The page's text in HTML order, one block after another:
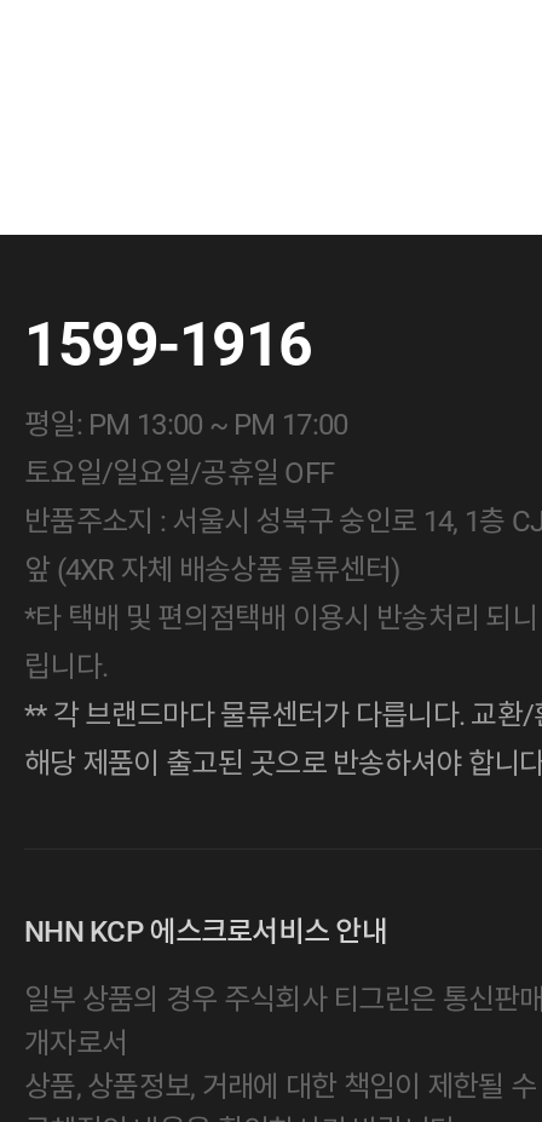
1599-1916
평일: PM 13:00 ~ PM 17:00
토요일/일요일/공휴일 OFF
반품주소지 : 서울시 성북구 숭인로 14, 1층
앞 (4XR 자체 배송상품 물류센터)
*타 택배 및 편의점택배 이용시 반송처리 되
립니다.
** 각 브랜드마다 물류센터가 다릅니다. 교환
해당 제품이 출고된 곳으로 반송하셔야 합니
NHN KCP 에스크로서비스 안내
일부 상품의 경우 주식회사 티그린은 통신판
개자로서
상품, 상품정보, 거래에 대한 책임이 제한될